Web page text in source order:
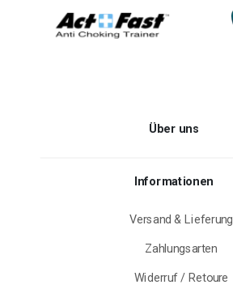
Über uns
Informationen
Versand & Lieferung
Zahlungsarten
Widerruf / Retoure